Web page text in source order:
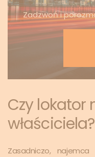
Zadzwoń i
Czy lokator
właściciela?
Zasadniczo, najemca